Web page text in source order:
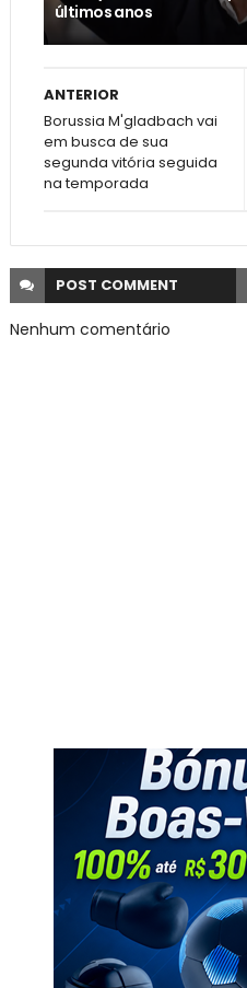
últimos anos
ANTERIOR
Borussia M'gladbach vai
em busca de sua
segunda vitória seguida
na temporada
POST COMMENT
Nenhum comentário